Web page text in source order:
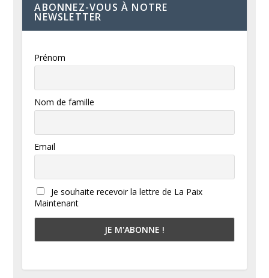
ABONNEZ-VOUS À NOTRE
NEWSLETTER
Prénom
Nom de famille
Email
Je souhaite recevoir la lettre de La Paix
Maintenant